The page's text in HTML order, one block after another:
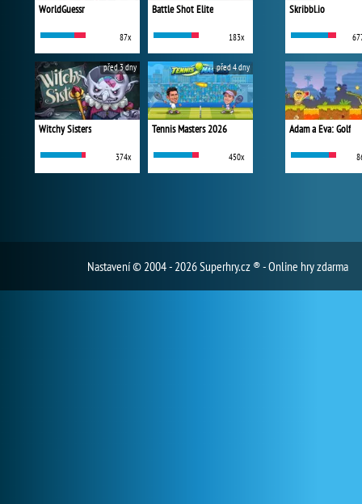
WorldGuessr
87x
Battle Shot Elite
183x
Witchy Sisters
374x
před 3 dny
Tennis Masters 2026
450x
před 4 dny
Skribbl.io
Adam a Eva: Golf
Nastavení© 2004 - 2026 Superhry.cz ® - Online hry zdarma